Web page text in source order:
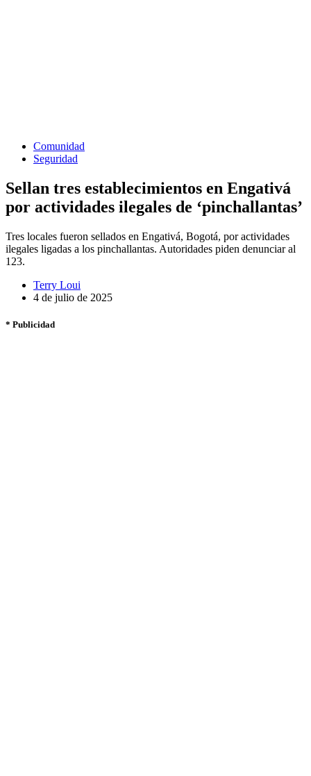
Comunidad
Seguridad
Sellan tres establecimientos en Engativá
por actividades ilegales de ‘pinchallantas’
Tres locales fueron sellados en Engativá, Bogotá, por actividades
ilegales ligadas a los pinchallantas. Autoridades piden denunciar al
123.
Terry Loui
4 de julio de 2025
* Publicidad